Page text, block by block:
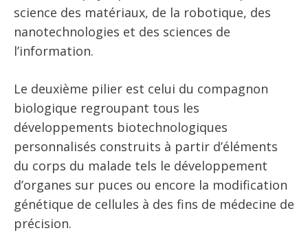
science des matériaux, de la robotique, des
nanotechnologies et des sciences de
l’information.
Le deuxième pilier est celui du compagnon
biologique regroupant tous les
développements biotechnologiques
personnalisés construits à partir d’éléments
du corps du malade tels le développement
d’organes sur puces ou encore la modification
génétique de cellules à des fins de médecine de
précision.